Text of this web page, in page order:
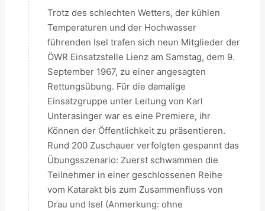
Trotz des schlechten Wetters, der kühlen
Temperaturen und der Hochwasser
führenden Isel trafen sich neun Mitglieder der
ÖWR Einsatzstelle Lienz am Samstag, dem 9.
September 1967, zu einer angesagten
Rettungsübung. Für die damalige
Einsatzgruppe unter Leitung von Karl
Unterasinger war es eine Premiere, ihr
Können der Öffentlichkeit zu präsentieren.
Rund 200 Zuschauer verfolgten gespannt das
Übungsszenario: Zuerst schwammen die
Teilnehmer in einer geschlossenen Reihe
vom Katarakt bis zum Zusammenfluss von
Drau und Isel (Anmerkung: ohne